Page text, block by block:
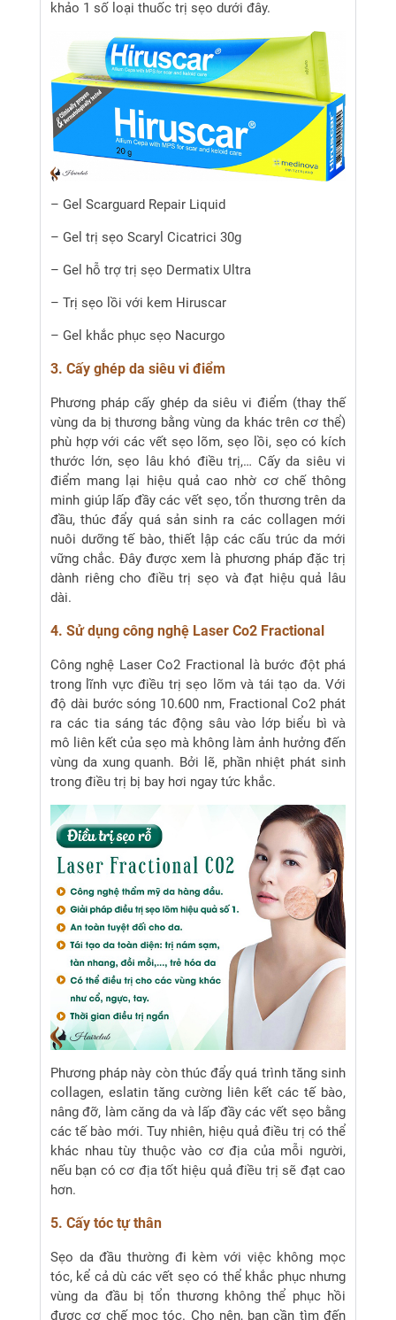
khảo 1 số loại thuốc trị sẹo dưới đây.
– Gel Scarguard Repair Liquid
– Gel trị sẹo Scaryl Cicatrici 30g
– Gel hỗ trợ trị sẹo Dermatix Ultra
– Trị sẹo lồi với kem Hiruscar
– Gel khắc phục sẹo Nacurgo
3. Cấy ghép da siêu vi điểm
Phương pháp cấy ghép da siêu vi điểm (thay thế
vùng da bị thương bằng vùng da khác trên cơ thể)
phù hợp với các vết sẹo lõm, sẹo lồi, sẹo có kích
thước lớn, sẹo lâu khó điều trị,… Cấy da siêu vi
điểm mang lại hiệu quả cao nhờ cơ chế thông
minh giúp lấp đầy các vết sẹo, tổn thương trên da
đầu, thúc đẩy quá sản sinh ra các collagen mới
nuôi dưỡng tế bào, thiết lập các cấu trúc da mới
vững chắc. Đây được xem là phương pháp đặc trị
dành riêng cho điều trị sẹo và đạt hiệu quả lâu
dài.
4. Sử dụng công nghệ Laser Co2 Fractional
Công nghệ Laser Co2 Fractional là bước đột phá
trong lĩnh vực điều trị sẹo lõm và tái tạo da. Với
độ dài bước sóng 10.600 nm, Fractional Co2 phát
ra các tia sáng tác động sâu vào lớp biểu bì và
mô liên kết của sẹo mà không làm ảnh hưởng đến
vùng da xung quanh. Bởi lẽ, phần nhiệt phát sinh
trong điều trị bị bay hơi ngay tức khắc.
Phương pháp này còn thúc đẩy quá trình tăng sinh
collagen, eslatin tăng cường liên kết các tế bào,
nâng đỡ, làm căng da và lấp đầy các vết sẹo bằng
các tế bào mới. Tuy nhiên, hiệu quả điều trị có thể
khác nhau tùy thuộc vào cơ địa của mỗi người,
nếu bạn có cơ địa tốt hiệu quả điều trị sẽ đạt cao
hơn.
5. Cấy tóc tự thân
Sẹo da đầu thường đi kèm với việc không mọc
tóc, kể cả dù các vết sẹo có thể khắc phục nhưng
vùng da đầu bị tổn thương không thể phục hồi
được cơ chế mọc tóc. Cho nên, bạn cần tìm đến